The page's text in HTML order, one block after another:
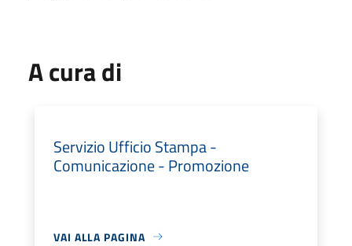
A cura di
Servizio Ufficio Stampa -
Comunicazione - Promozione
VAI ALLA PAGINA